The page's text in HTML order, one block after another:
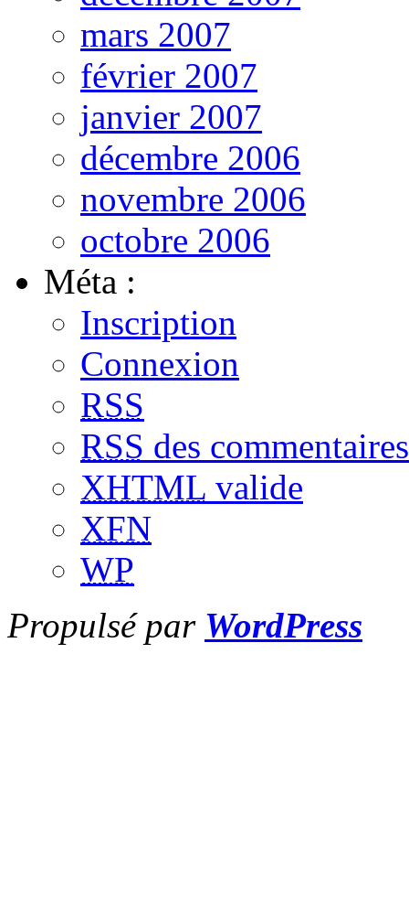
mars 2007
février 2007
janvier 2007
décembre 2006
novembre 2006
octobre 2006
Méta :
Inscription
Connexion
RSS
RSS des commentaires
XHTML valide
XFN
WP
Propulsé par WordPress